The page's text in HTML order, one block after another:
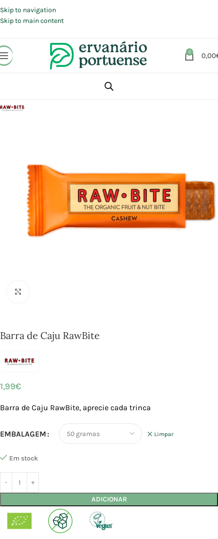
Skip to navigation
Skip to main content
0 0,00
Alimentação
Barra de Caju RawBite
1,99€
Barra de Caju RawBite, aprecie cada trinca
EMBALAGEM Limpar
Em stock
ADICIONAR